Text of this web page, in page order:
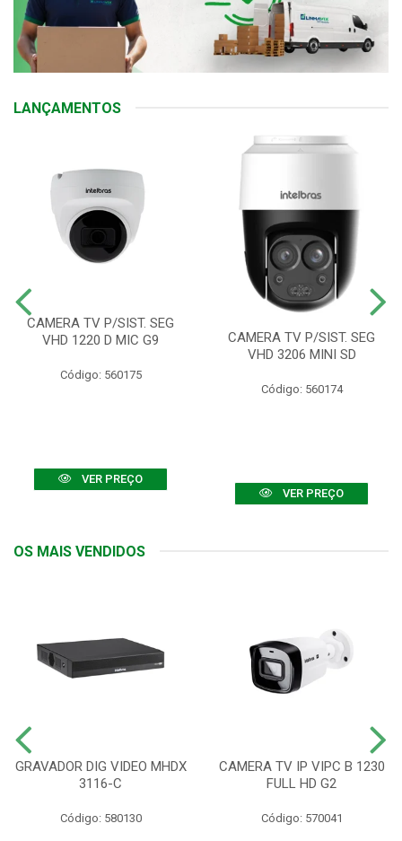
LANÇAMENTOS
CAMERA TV P/SIST. SEG
VHD 1220 D MIC G9
Código: 560175
VER PREÇO
CAMERA TV P/SIST. SEG
VHD 3206 MINI SD
Código: 560174
VER PREÇO
OS MAIS VENDIDOS
GRAVADOR DIG VIDEO MHDX
3116-C
Código: 580130
CAMERA TV IP VIPC B 1230
FULL HD G2
Código: 570041